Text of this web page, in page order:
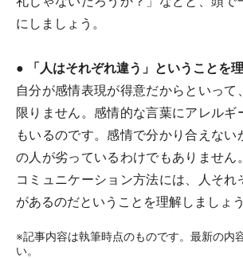
にしましょう。
● 「人はそれぞれ違う」ということを
自分が感情表現が得意だからといって
限りません。感情的な言葉にアレルギ
もいるのです。感情で分かり合えない
の人が劣っているわけでもありません
コミュニケーション方法には、人それ
があるのだということを理解しましょう
※記事内容は執筆時点のものです。最新の内
い。